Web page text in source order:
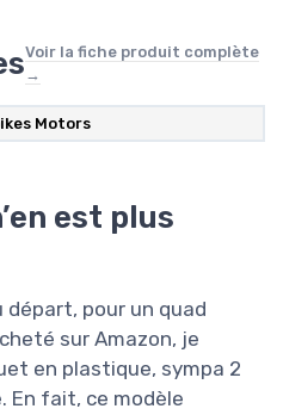
Voir la fiche produit complète
→
Motors
est plus
pour un quad
sur Amazon, je
en plastique, sympa 2
En fait, ce modèle